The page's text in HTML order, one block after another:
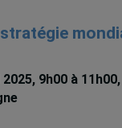
9h00 à